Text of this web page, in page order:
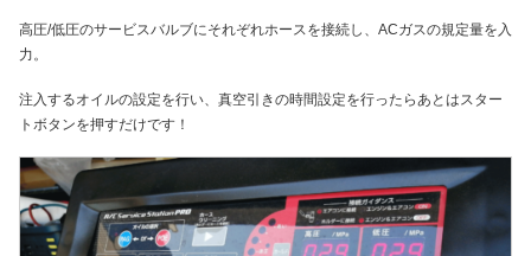
高圧/低圧のサービスバルブにそれぞれホースを接続し、ACガスの規定量を入
力。
注入するオイルの設定を行い、真空引きの時間設定を行ったらあとはスター
トボタンを押すだけです！